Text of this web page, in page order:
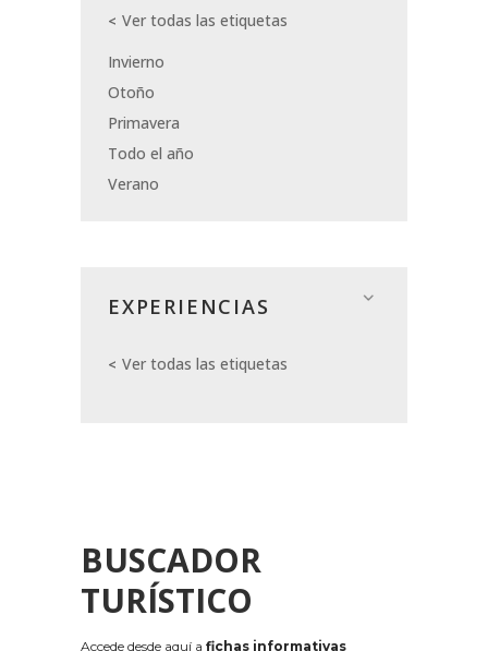
Ver todas las etiquetas
Invierno
Otoño
Primavera
Todo el año
Verano
EXPERIENCIAS
Ver todas las etiquetas
BUSCADOR
TURÍSTICO
Accede desde aquí a fichas informativas